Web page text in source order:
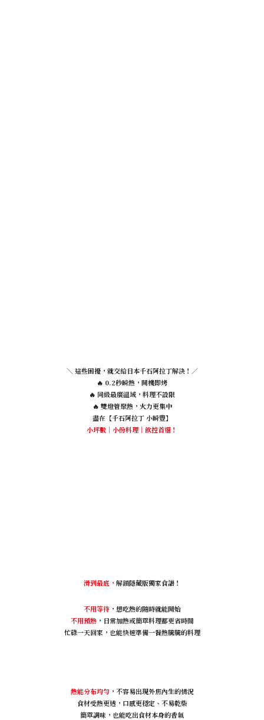
＼ 這些困擾，就交給日本千石阿拉丁解決！／
🔥 0.2秒瞬熱，開機即烤
🔥 同級最廣溫域，料理不設限
🔥 雙燈管聚熱，火力更集中
盡在【千石阿拉丁 小瞬豐】
小坪數｜小份料理｜飲控首選！
滑到最底， 解鎖隱藏版獨家食譜！
不用等待，想吃熱的隨時就能開始
不用預熱 ，日常加熱或簡單料理都更省時間
忙碌一天回家，也能快速準備一餐熱騰騰的料理
熱能分布均勻 ，不容易出現外焦內生的情況
食材受熱更透，口感更穩定、不易乾柴
簡單調味，也能吃出食材本身的香氣